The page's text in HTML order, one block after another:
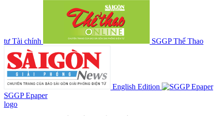
tư Tài chính SGGP Thể Thao
English Edition
SGGP Epaper
logo